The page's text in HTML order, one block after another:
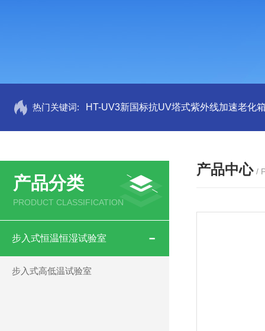
热门关键词: HT-UV3新国标抗UV塔式紫外线加速老化
产品分类
PRODUCT CLASSIFICATION
步入式恒温恒湿试验室
步入式高低温试验室
产品中心 /